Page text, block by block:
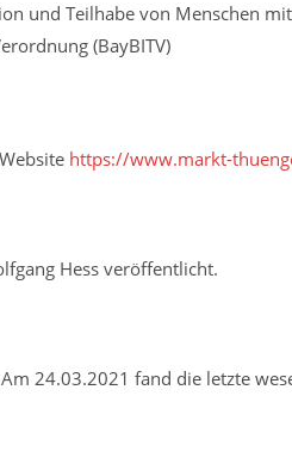
und Teilhabe von Menschen
(BayBITV)
https://www.markt-
Hess veröffentlicht.
24.03.2021 fand die letzte